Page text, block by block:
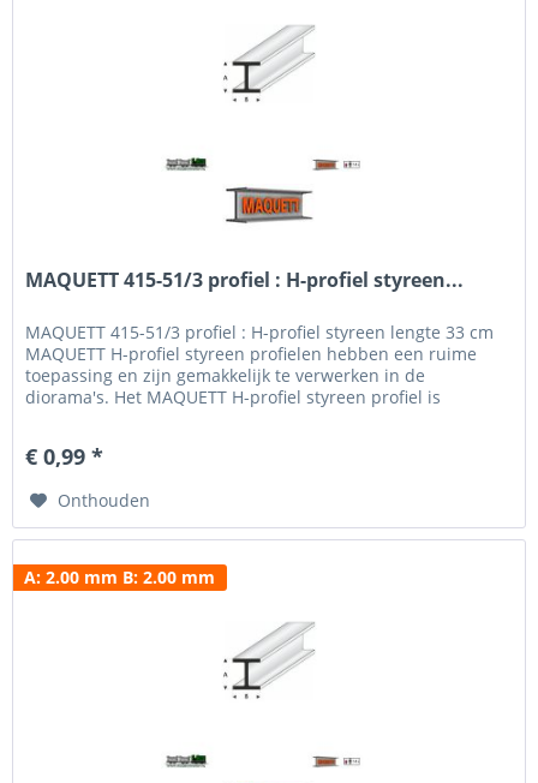
MAQUETT 415-51/3 profiel : H-profiel styreen...
MAQUETT 415-51/3 profiel : H-profiel styreen lengte 33 cm
MAQUETT H-profiel styreen profielen hebben een ruime
toepassing en zijn gemakkelijk te verwerken in de
diorama's. Het MAQUETT H-profiel styreen profiel is
en weatheren hebben wij een uitgebreid programma verf...
€ 0,99 *
Onthouden
A: 2.00 mm B: 2.00 mm